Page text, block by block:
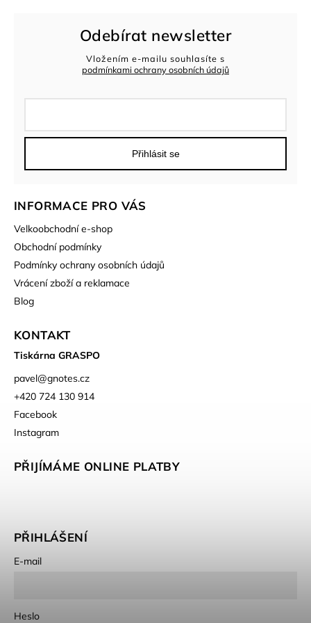
INFORMACE PRO VÁS
Velkoobchodní e-shop
Obchodní podmínky
Podmínky ochrany osobních údajů
Vrácení zboží a reklamace
Blog
KONTAKT
Tiskárna GRASPO
pavel@gnotes.cz
+420 724 130 914
Facebook
Instagram
PŘIJÍMÁME ONLINE PLATBY
PŘIHLÁŠENÍ
E-mail
Heslo
Odebírat newsletter
Vložením e-mailu souhlasíte s
podmínkami ochrany osobních údajů
Přihlásit se